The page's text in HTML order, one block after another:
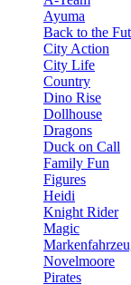
Ayuma
Back to the
City Action
City Life
Country
Dino Rise
Dollhouse
Dragons
Duck on Call
Family Fun
Figures
Heidi
Knight Rider
Magic
Novelmoore
Pirates